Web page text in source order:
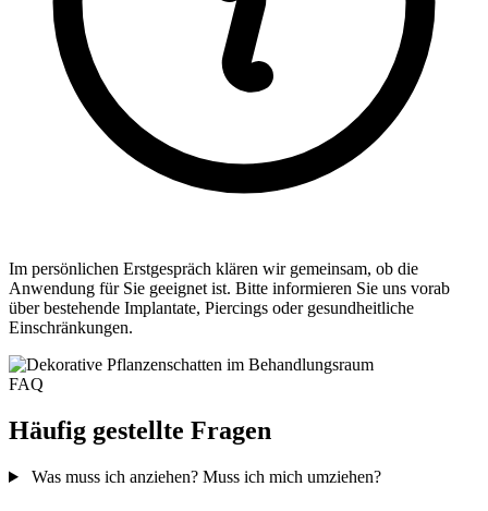
Im persönlichen Erstgespräch klären wir gemeinsam, ob die
Anwendung für Sie geeignet ist. Bitte informieren Sie uns vorab
über bestehende Implantate, Piercings oder gesundheitliche
Einschränkungen.
FAQ
Häufig gestellte Fragen
Was muss ich anziehen? Muss ich mich umziehen?